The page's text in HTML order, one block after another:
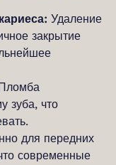
Удаление
закрытие
зуба, что
для передних
современные